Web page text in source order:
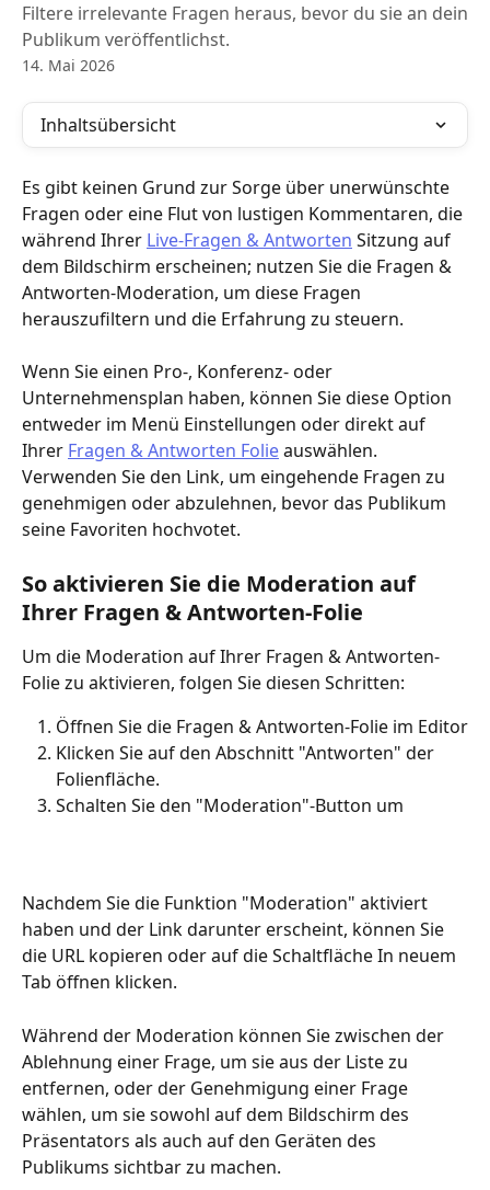
Filtere irrelevante Fragen heraus, bevor du sie an dein
Publikum veröffentlichst.
14. Mai 2026
Inhaltsübersicht
Es gibt keinen Grund zur Sorge über unerwünschte
Fragen oder eine Flut von lustigen Kommentaren, die
während Ihrer Live-Fragen & Antworten Sitzung auf
dem Bildschirm erscheinen; nutzen Sie die Fragen &
Antworten-Moderation, um diese Fragen
herauszufiltern und die Erfahrung zu steuern.
Wenn Sie einen Pro-, Konferenz- oder
Unternehmensplan haben, können Sie diese Option
entweder im Menü Einstellungen oder direkt auf
Ihrer Fragen & Antworten Folie auswählen.
Verwenden Sie den Link, um eingehende Fragen zu
genehmigen oder abzulehnen, bevor das Publikum
seine Favoriten hochvotet.
So aktivieren Sie die Moderation auf
Ihrer Fragen & Antworten-Folie
Um die Moderation auf Ihrer Fragen & Antworten-
Folie zu aktivieren, folgen Sie diesen Schritten:
Öffnen Sie die Fragen & Antworten-Folie im Editor
Klicken Sie auf den Abschnitt "Antworten" der
Folienfläche.
Schalten Sie den "Moderation"-Button um
Nachdem Sie die Funktion "Moderation" aktiviert
haben und der Link darunter erscheint, können Sie
die URL kopieren oder auf die Schaltfläche In neuem
Tab öffnen klicken.
Während der Moderation können Sie zwischen der
Ablehnung einer Frage, um sie aus der Liste zu
entfernen, oder der Genehmigung einer Frage
wählen, um sie sowohl auf dem Bildschirm des
Präsentators als auch auf den Geräten des
Publikums sichtbar zu machen.